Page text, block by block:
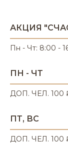
АКЦИЯ
Пн - Чт: 8:00 -
ПН - ЧТ
ДОП. ЧЕЛ. 100
ПТ, ВС
ДОП. ЧЕЛ. 100